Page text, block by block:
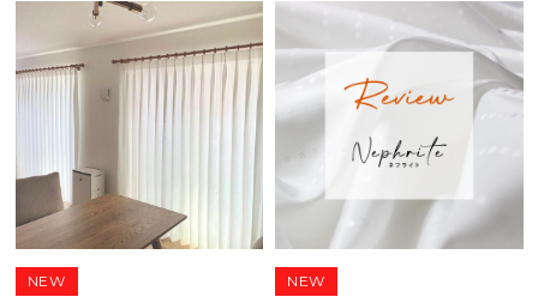
NEW NEW